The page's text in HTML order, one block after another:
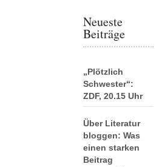
Neueste
Beiträge
„Plötzlich
Schwester“:
ZDF, 20.15 Uhr
Über Literatur
bloggen: Was
einen starken
Beitrag